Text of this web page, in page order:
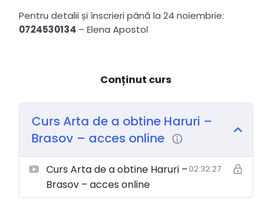
Pentru detalii și înscrieri până la 24 noiembrie:
0724530134 – Elena Apostol
Conținut curs
Curs Arta de a obtine Haruri –
Brasov – acces online
Curs Arta de a obtine Haruri –
Brasov – acces online
02:32:27